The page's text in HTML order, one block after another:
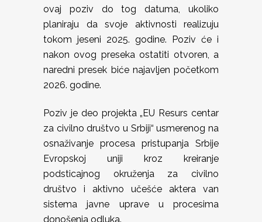
ovaj poziv do tog datuma, ukoliko
planiraju da svoje aktivnosti realizuju
tokom jeseni 2025. godine. Poziv će i
nakon ovog preseka ostatiti otvoren, a
naredni presek biće najavljen početkom
2026. godine.
Poziv je deo projekta „EU Resurs centar
za civilno društvo u Srbiji“ usmerenog na
osnaživanje procesa pristupanja Srbije
Evropskoj uniji kroz kreiranje
podsticajnog okruženja za civilno
društvo i aktivno učešće aktera van
sistema javne uprave u procesima
donošenja odluka.